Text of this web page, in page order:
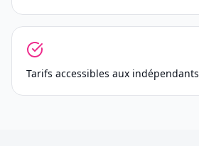
Tarifs accessibles aux indépendants